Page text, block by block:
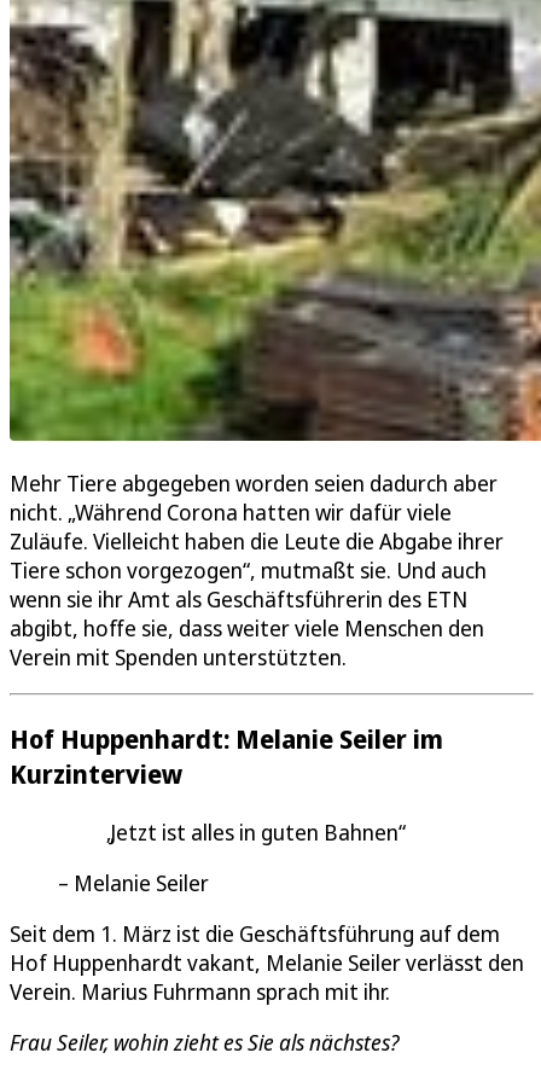
Mehr Tiere abgegeben worden seien dadurch aber
nicht. „Während Corona hatten wir dafür viele
Zuläufe. Vielleicht haben die Leute die Abgabe ihrer
Tiere schon vorgezogen“, mutmaßt sie. Und auch
wenn sie ihr Amt als Geschäftsführerin des ETN
abgibt, hoffe sie, dass weiter viele Menschen den
Verein mit Spenden unterstützten.
Hof Huppenhardt: Melanie Seiler im
Kurzinterview
Jetzt ist alles in guten Bahnen
Melanie Seiler
Seit dem 1. März ist die Geschäftsführung auf dem
Hof Huppenhardt vakant, Melanie Seiler verlässt den
Verein. Marius Fuhrmann sprach mit ihr.
Frau Seiler, wohin zieht es Sie als nächstes?